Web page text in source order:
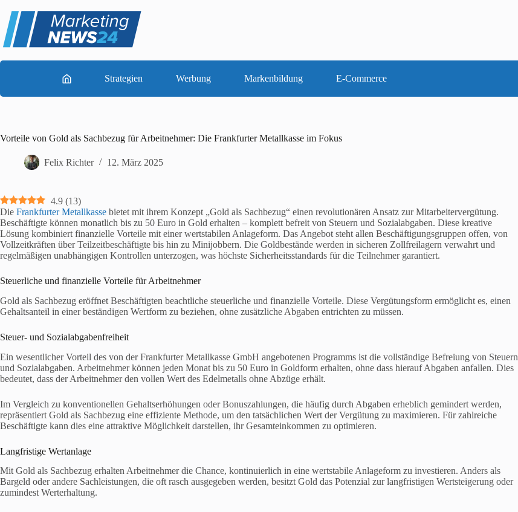
Inhalt
springen
Strategien Werbung Markenbildung E-Commerce
Vorteile von Gold als Sachbezug für Arbeitnehmer: Die Frankfurter Metallkasse im Fokus
Felix Richter 12. März 2025
4.9 (13)
Die Frankfurter Metallkasse bietet mit ihrem Konzept „Gold als Sachbezug“ einen revolutionären Ansatz zur Mitarbeitervergütung.
Beschäftigte können monatlich bis zu 50 Euro in Gold erhalten – komplett befreit von Steuern und Sozialabgaben. Diese kreative
Lösung kombiniert finanzielle Vorteile mit einer wertstabilen Anlageform. Das Angebot steht allen Beschäftigungsgruppen offen, von
Vollzeitkräften über Teilzeitbeschäftigte bis hin zu Minijobbern. Die Goldbestände werden in sicheren Zollfreilagern verwahrt und
regelmäßigen unabhängigen Kontrollen unterzogen, was höchste Sicherheitsstandards für die Teilnehmer garantiert.
Steuerliche und finanzielle Vorteile für Arbeitnehmer
Gold als Sachbezug eröffnet Beschäftigten beachtliche steuerliche und finanzielle Vorteile. Diese Vergütungsform ermöglicht es, einen
Gehaltsanteil in einer beständigen Wertform zu beziehen, ohne zusätzliche Abgaben entrichten zu müssen.
Steuer- und Sozialabgabenfreiheit
Ein wesentlicher Vorteil des von der Frankfurter Metallkasse GmbH angebotenen Programms ist die vollständige Befreiung von Steuern
und Sozialabgaben. Arbeitnehmer können jeden Monat bis zu 50 Euro in Goldform erhalten, ohne dass hierauf Abgaben anfallen. Dies
bedeutet, dass der Arbeitnehmer den vollen Wert des Edelmetalls ohne Abzüge erhält.
Im Vergleich zu konventionellen Gehaltserhöhungen oder Bonuszahlungen, die häufig durch Abgaben erheblich gemindert werden,
repräsentiert Gold als Sachbezug eine effiziente Methode, um den tatsächlichen Wert der Vergütung zu maximieren. Für zahlreiche
Beschäftigte kann dies eine attraktive Möglichkeit darstellen, ihr Gesamteinkommen zu optimieren.
Langfristige Wertanlage
Mit Gold als Sachbezug erhalten Arbeitnehmer die Chance, kontinuierlich in eine wertstabile Anlageform zu investieren. Anders als
Bargeld oder andere Sachleistungen, die oft rasch ausgegeben werden, besitzt Gold das Potenzial zur langfristigen Wertsteigerung oder
zumindest Werterhaltung.